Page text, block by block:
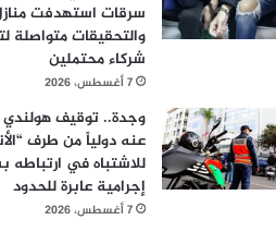
سرقات استهدفت
والتحقيقات متواصلة
شركاء محتملين
7 أغسطس، 2026
وجدة.. توقيف
عنه دولياً من طرف
للاشتباه في ارتباطه
إجرامية عابرة للحدود
7 أغسطس، 2026